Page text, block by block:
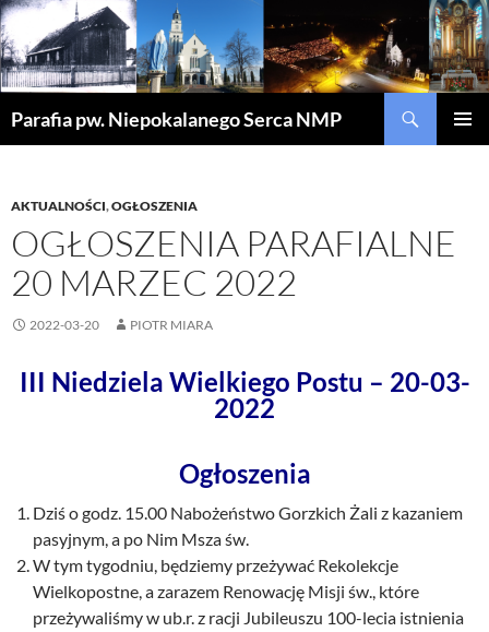
Parafia pw. Niepokalanego Serca NMP
AKTUALNOŚCI,OGŁOSZENIA
OGŁOSZENIA PARAFIALNE
20 MARZEC 2022
2022-03-20 PIOTR MIARA
III Niedziela Wielkiego Postu – 20-03-
2022
Ogłoszenia
Dziś o godz. 15.00 Nabożeństwo Gorzkich Żali z kazaniem
pasyjnym, a po Nim Msza św.
W tym tygodniu, będziemy przeżywać Rekolekcje
Wielkopostne, a zarazem Renowację Misji św., które
przeżywaliśmy w ub.r. z racji Jubileuszu 100-lecia istnienia